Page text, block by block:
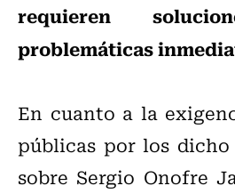
requieren
problemáticas
En cuanto a la
públicas por los
sobre Sergio Onofre